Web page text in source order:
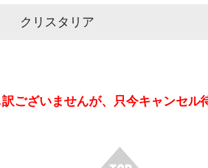
クリスタリア
訳ございませんが、只今キャンセル